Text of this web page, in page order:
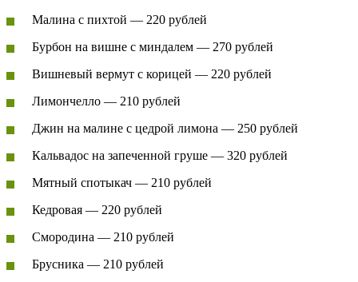
Малина с пихтой — 220 рублей
Бурбон на вишне с миндалем — 270 рублей
Вишневый вермут с корицей — 220 рублей
Лимончелло — 210 рублей
Джин на малине с цедрой лимона — 250 рублей
Кальвадос на запеченной груше — 320 рублей
Мятный спотыкач — 210 рублей
Кедровая — 220 рублей
Смородина — 210 рублей
Брусника — 210 рублей